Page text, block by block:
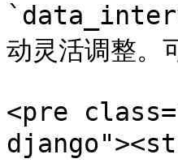
动灵活调整。
<pre